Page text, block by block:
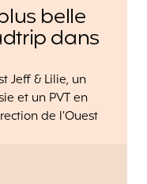
belle
dans
Jeff & Lilie, un
et un PVT en
de l’Ouest